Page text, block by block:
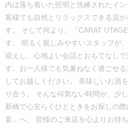
内は落ち着いた照明と洗練されたイ
客様でも自然とリラックスできる温
す。 そして何より、「CARAT
す。 明るく親しみやすいスタッフが
迎えし、心地よい会話とおもてなし
す。お一人様でも気兼ねなく過ごせ
してお越しください。 美味しいお酒
り合う。 そんな何気ない時間が、少
新橋で心安らぐひとときをお探しの
宴」へ。 皆様のご来店を心よりお待